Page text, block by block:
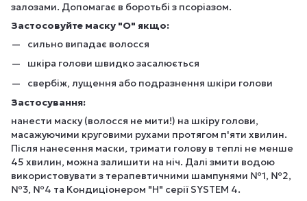
залозами. Допомагає в боротьбі з псоріазом.
Застосовуйте маску "О" якщо:
сильно випадає волосся
шкіра голови швидко засалюється
свербіж, лущення або подразнення шкіри голови
Застосування:
нанести маску (волосся не мити!) на шкіру голови,
масажуючими круговими рухами протягом п'яти хвилин.
Після нанесення маски, тримати голову в теплі не менше
45 хвилин, можна залишити на ніч. Далі змити водою
використовувати з терапевтичними шампунями №1, №2,
№3, №4 та Кондиціонером "Н" серії SYSTEM 4.